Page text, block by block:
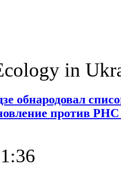
in
обнародовал
против